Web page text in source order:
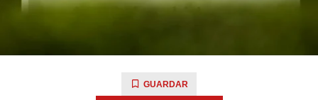
GUARDAR